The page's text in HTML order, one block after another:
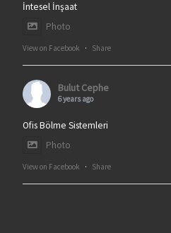
İntesel İnşaat
Photo
View on Facebook · Share
Bulut Cephe
6 years ago
Ofis Bölme Sistemleri
Photo
View on Facebook · Share